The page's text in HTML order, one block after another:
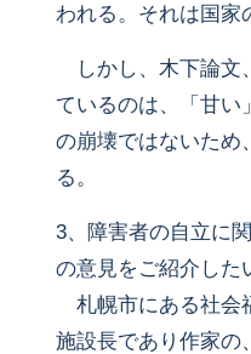
われる。それは国家
しかし、木下論文
ているのは、「甘い
の崩壊ではないため
る。
3、障害者の自立に
の意見をご紹介した
札幌市にある社会
施設長であり作家の